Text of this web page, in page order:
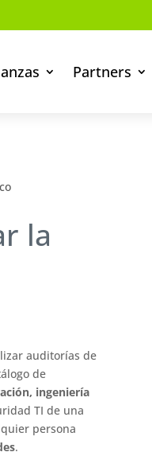
Partners
la
auditorías de
de
ingeniería
TI de una
persona
.